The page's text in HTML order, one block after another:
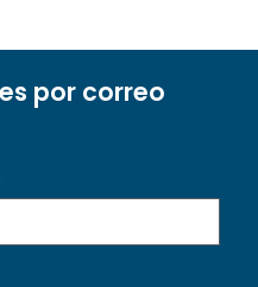
por correo